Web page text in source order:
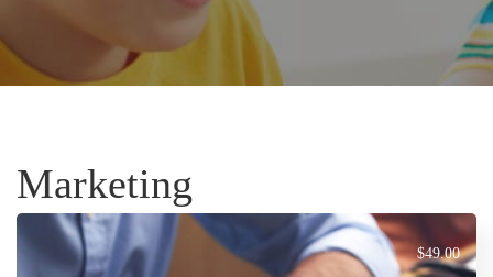
Marketing
$49.00